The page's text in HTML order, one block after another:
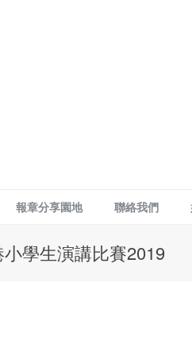
報章分享園地 聯絡我們
學生演講比賽2019